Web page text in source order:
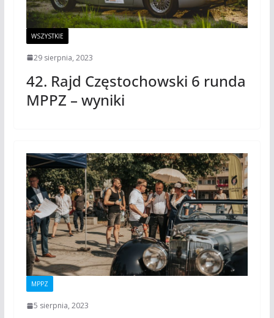
WSZYSTKIE
29 sierpnia, 2023
42. Rajd Częstochowski 6 runda
MPPZ – wyniki
MPPZ
5 sierpnia, 2023